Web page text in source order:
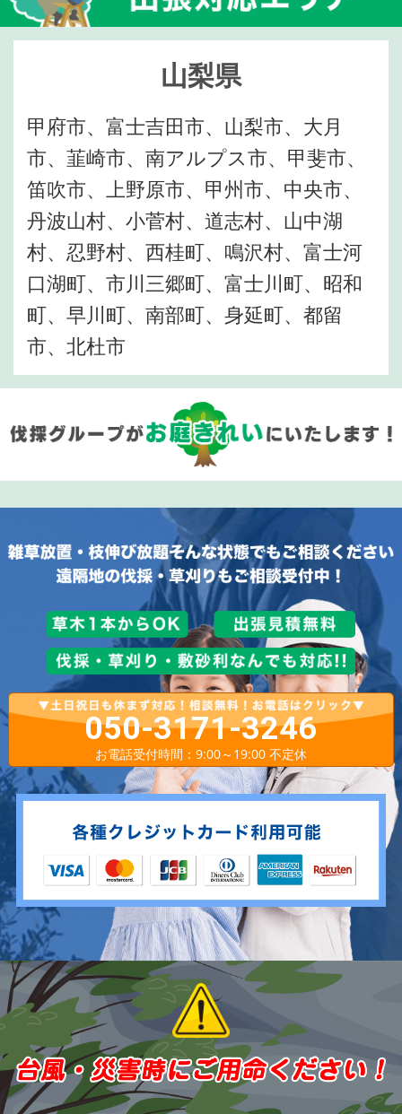
山梨県
甲府市、富士吉田市、山梨市、大月
市、韮崎市、南アルプス市、甲斐市、
笛吹市、上野原市、甲州市、中央市、
丹波山村、小菅村、道志村、山中湖
村、忍野村、西桂町、鳴沢村、富士河
口湖町、市川三郷町、富士川町、昭和
町、早川町、南部町、身延町、都留
市、北杜市
050-3171-3246
お電話受付時間：9:00～19:00 不定休